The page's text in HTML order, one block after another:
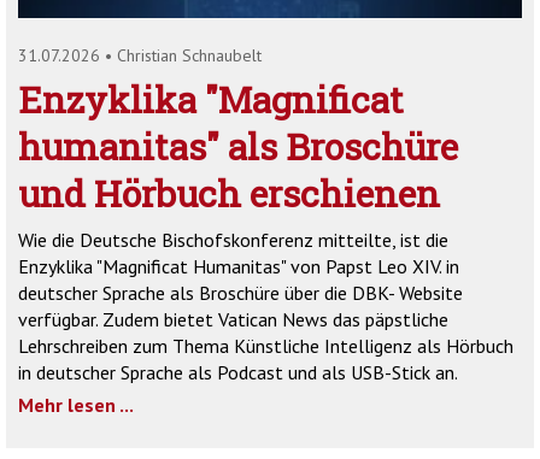
31.07.2026 • Christian Schnaubelt
Enzyklika "Magnificat
humanitas" als Broschüre
und Hörbuch erschienen
Wie die Deutsche Bischofskonferenz mitteilte, ist die
Enzyklika "Magnificat Humanitas" von Papst Leo XIV. in
deutscher Sprache als Broschüre über die DBK- Website
verfügbar. Zudem bietet Vatican News das päpstliche
Lehrschreiben zum Thema Künstliche Intelligenz als Hörbuch
in deutscher Sprache als Podcast und als USB-Stick an.
Mehr lesen ...